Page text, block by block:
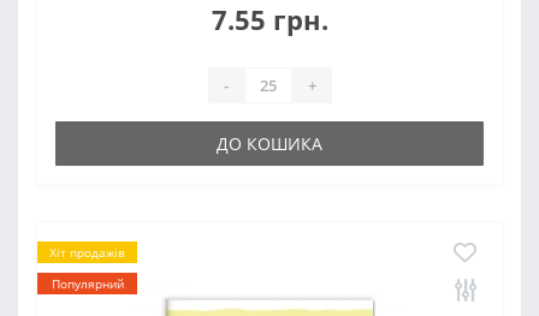
7.55 грн.
- +
ДО КОШИКА
Хіт продажів
Популярний